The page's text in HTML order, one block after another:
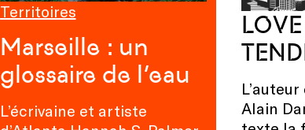
Territoires
Marseille : un
glossaire de l’eau
L’écrivaine et artiste
Alain